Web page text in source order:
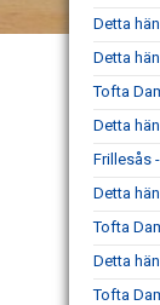
Detta
Detta
Tofta
Detta
Frillesås
Detta
Tofta
Detta
Tofta